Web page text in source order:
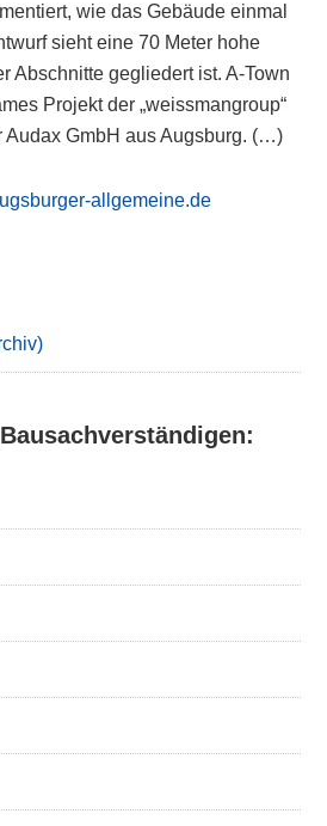
wie das Gebäude einmal
sieht eine 70 Meter hohe
Abschnitte gegliedert ist. A-Town
Projekt der „weissmangroup“
Audax GmbH aus Augsburg. (…)
allgemeine.de